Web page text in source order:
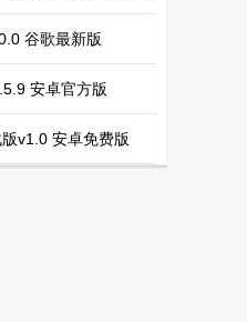
谷歌最新版
安卓官方版
v1.0 安卓免费版